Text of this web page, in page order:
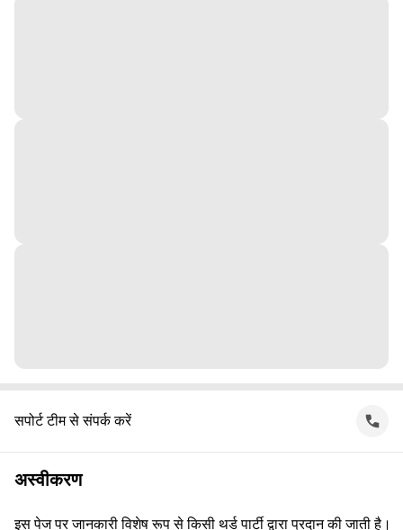
सपोर्ट टीम से संपर्क करें
अस्वीकरण
इस पेज पर जानकारी विशेष रूप से किसी थर्ड पार्टी द्वारा प्रदान की जाती है।